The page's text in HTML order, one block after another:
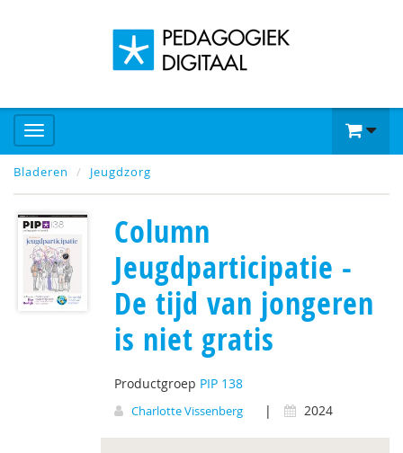
Bladeren Jeugdzorg
Column
Jeugdparticipatie -
De tijd van jongeren
is niet gratis
Productgroep PIP 138
Charlotte Vissenberg | 2024